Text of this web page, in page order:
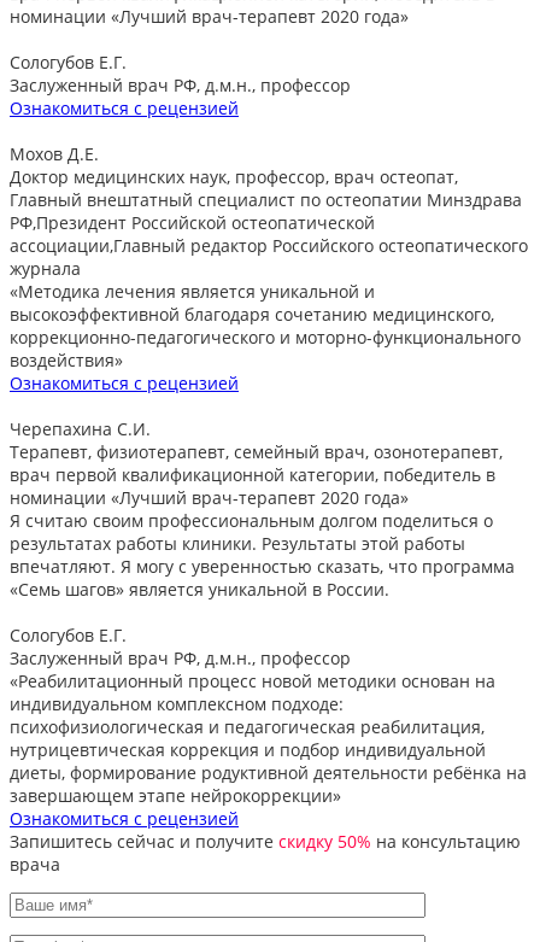
номинации «Лучший врач-терапевт 2020 года»
Сологубов Е.Г.
Заслуженный врач РФ, д.м.н., профессор
Ознакомиться с рецензией
Мохов Д.Е.
Доктор медицинских наук, профессор, врач остеопат,
Главный внештатный специалист по остеопатии Минздрава
РФ,Президент Российской остеопатической
ассоциации,Главный редактор Российского остеопатического
журнала
«Методика лечения является уникальной и
высокоэффективной благодаря сочетанию медицинского,
коррекционно-педагогического и моторно-функционального
воздействия»
Ознакомиться с рецензией
Черепахина С.И.
Терапевт, физиотерапевт, семейный врач, озонотерапевт,
врач первой квалификационной категории, победитель в
номинации «Лучший врач-терапевт 2020 года»
Я считаю своим профессиональным долгом поделиться о
результатах работы клиники. Результаты этой работы
впечатляют. Я могу с уверенностью сказать, что программа
«Семь шагов» является уникальной в России.
Сологубов Е.Г.
Заслуженный врач РФ, д.м.н., профессор
«Реабилитационный процесс новой методики основан на
индивидуальном комплексном подходе:
психофизиологическая и педагогическая реабилитация,
нутрицевтическая коррекция и подбор индивидуальной
диеты, формирование родуктивной деятельности ребёнка на
завершающем этапе нейрокоррекции»
Ознакомиться с рецензией
Запишитесь сейчас и получите скидку 50% на консультацию
врача